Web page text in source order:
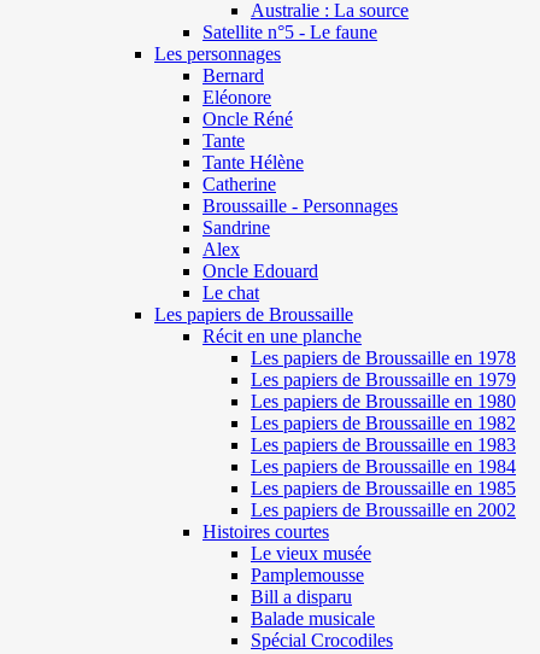
Australie : La source
Satellite n°5 - Le faune
Les personnages
Bernard
Eléonore
Oncle Réné
Tante
Tante Hélène
Catherine
Broussaille - Personnages
Sandrine
Alex
Oncle Edouard
Le chat
Les papiers de Broussaille
Récit en une planche
Les papiers de Broussaille en 1978
Les papiers de Broussaille en 1979
Les papiers de Broussaille en 1980
Les papiers de Broussaille en 1982
Les papiers de Broussaille en 1983
Les papiers de Broussaille en 1984
Les papiers de Broussaille en 1985
Les papiers de Broussaille en 2002
Histoires courtes
Le vieux musée
Pamplemousse
Bill a disparu
Balade musicale
Spécial Crocodiles